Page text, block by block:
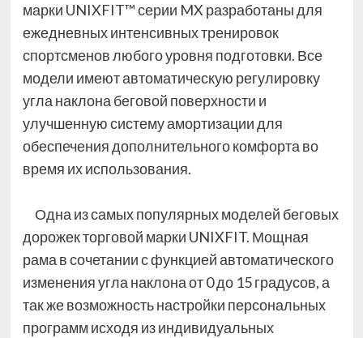
марки UNIXFIT™ серии MX разработаны для
ежедневных интенсивных тренировок
спортсменов любого уровня подготовки. Все
модели имеют автоматическую регулировку
угла наклона беговой поверхности и
улучшенную систему амортизации для
обеспечения дополнительного комфорта во
время их использования.
Одна из самых популярных моделей беговых
дорожек торговой марки UNIXFIT. Мощная
рама в сочетании с функцией автоматического
изменения угла наклона от 0 до 15 градусов, а
так же возможность настройки персональных
программ исходя из индивидуальных